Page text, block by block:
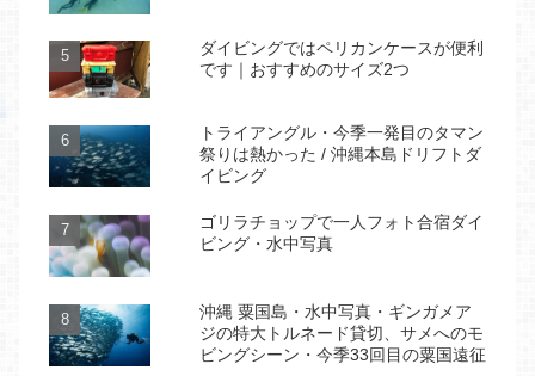
ダイビングではペリカンケースが便利
です｜おすすめのサイズ2つ
トライアングル・今季一発目のタマン
祭りは熱かった / 沖縄本島ドリフトダ
イビング
ゴリラチョップで一人フォト合宿ダイ
ビング・水中写真
沖縄 粟国島・水中写真・ギンガメア
ジの特大トルネード貸切、サメへのモ
ビングシーン・今季33回目の粟国遠征